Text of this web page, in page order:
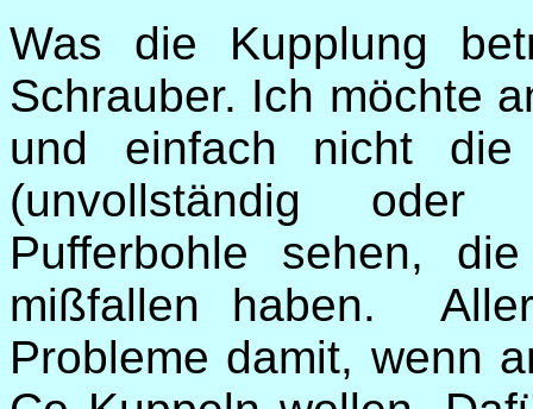
Was die Kupplung
Schrauber. Ich möchte
und einfach nicht
(unvollständig oder
Pufferbohle sehen,
mißfallen haben.
Probleme damit, wenn